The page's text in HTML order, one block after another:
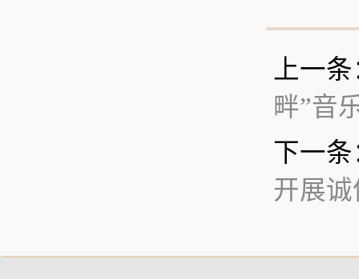
上一
畔”音
下一条
开展